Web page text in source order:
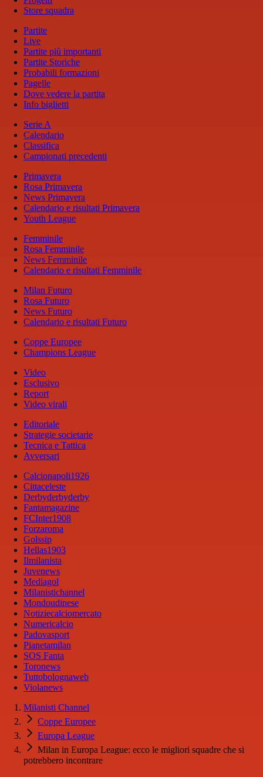
Store squadra
Partite
Live
Partite più importanti
Partite Storiche
Probabili formazioni
Pagelle
Dove vedere la partita
Info biglietti
Serie A
Calendario
Classifica
Campionati precedenti
Primavera
Rosa Primavera
News Primavera
Calendario e risultati Primavera
Youth League
Femminile
Rosa Femminile
News Femminile
Calendario e risultati Femminile
Milan Futuro
Rosa Futuro
News Futuro
Calendario e risultati Futuro
Coppe Europee
Champions League
Video
Esclusivo
Report
Video virali
Editoriale
Strategie societarie
Tecnica e Tattica
Avversari
Calcionapoli1926
Cittaceleste
Derbyderbyderby
Fantamagazine
FCInter1908
Forzaroma
Golssip
Hellas1903
Ilmilanista
Juvenews
Mediagol
Milanistichannel
Mondoudinese
Notiziecalciomercato
Numericalcio
Padovasport
Pianetamilan
SOS Fanta
Toronews
Tuttobolognaweb
Violanews
Milanisti Channel
Coppe Europee
Europa League
Milan in Europa League: ecco le migliori squadre che si
potrebbero incontrare